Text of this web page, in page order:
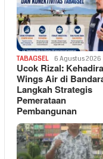
TABAGSEL 6 Agustus 2026
Ucok Rizal:
Wings Air di
Langkah Strategis
Pemerataan
Pembangunan